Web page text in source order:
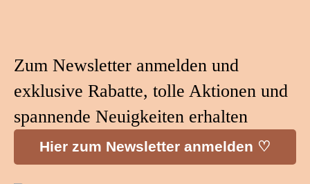
Zum Newsletter anmelden und
exklusive Rabatte, tolle Aktionen und
spannende Neuigkeiten erhalten
Hier zum Newsletter anmelden ♡